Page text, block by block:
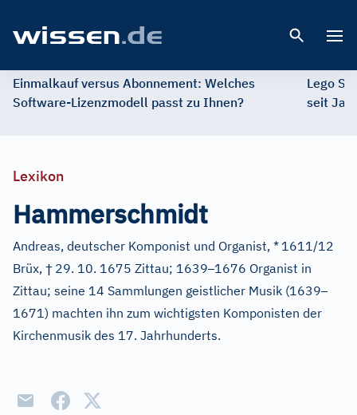
Einmalkauf versus Abonnement: Welches
Software-Lizenzmodell passt zu Ihnen?
Lego
seit
Lexikon
Hammerschmidt
Andreas, deutscher Komponist und Organist, * 1611/12
Brüx, † 29. 10. 1675 Zittau; 1639–1676 Organist in
Zittau; seine 14 Sammlungen geistlicher Musik (1639–
1671) machten ihn zum wichtigsten Komponisten der
Kirchenmusik des 17. Jahrhunderts.